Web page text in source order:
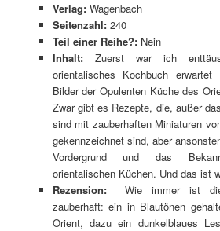
Verlag: Wagenbach
Seitenzahl:240
Teil einer Reihe?: Nein
Inhalt: Zuerst war ich
orientalisches Kochbuch erwartet
Bilder der Opulenten Küche des
Zwar gibt es Rezepte, die, außer
sind mit zauberhaften Miniaturen
gekennzeichnet sind, aber
Vordergrund und das
orientalischen Küchen. Und das ist
Rezension:Wie immer ist die
zauberhaft: ein in Blautönen
Orient, dazu ein dunkelblaues